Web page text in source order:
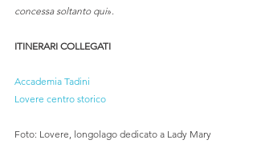
concessa soltanto qui».
ITINERARI COLLEGATI
Accademia Tadini
Lovere centro storico
Foto: Lovere, longolago dedicato a Lady Mary